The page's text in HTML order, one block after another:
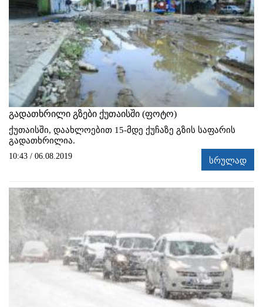
გადათხრილი გზები ქუთაისში (ფოტო)
ქუთაისში, დაახლოებით 15-მდე ქუჩაზე გზის საფარის
გადათხრილია.
10:43 / 06.08.2019 სრულად